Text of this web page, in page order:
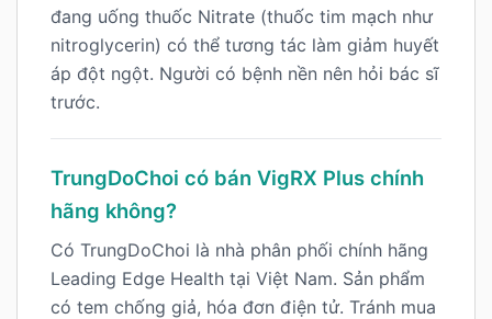
đang uống thuốc Nitrate (thuốc tim mạch như
nitroglycerin) có thể tương tác làm giảm huyết
áp đột ngột. Người có bệnh nền nên hỏi bác sĩ
trước.
TrungDoChoi có bán VigRX Plus chính
hãng không?
Có TrungDoChoi là nhà phân phối chính hãng
Leading Edge Health tại Việt Nam. Sản phẩm
có tem chống giả, hóa đơn điện tử. Tránh mua